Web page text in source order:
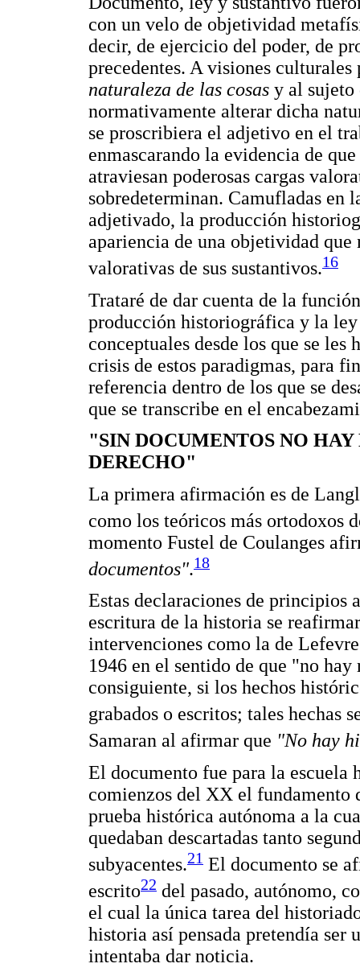
con un velo de objetividad
decir, de ejercicio del poder, de
precedentes. A visiones
naturaleza de las cosas y al
normativamente alterar dicha
se proscribiera el adjetivo en el
enmascarando la evidencia de
atraviesan poderosas cargas
sobredeterminan. Camufladas en
adjetivado, la producción
apariencia de una objetividad que
valorativas de sus sustantivos.16
Trataré de dar cuenta de la
producción historiográfica y la
conceptuales desde los que se
crisis de estos paradigmas, para
referencia dentro de los que se
que se transcribe en el
"SIN DOCUMENTOS NO
DERECHO"
La primera afirmación es de
como los teóricos más ortodoxos
momento Fustel de Coulanges
documentos".18
Estas declaraciones de principios
escritura de la historia se
intervenciones como la de
1946 en el sentido de que "no
consiguiente, si los hechos
grabados o escritos; tales hechas
Samaran al afirmar que "No hay
El documento fue para la
comienzos del XX el fundamento
prueba histórica autónoma a la
quedaban descartadas tanto
subyacentes.21 El documento se
escrito22 del pasado, autónomo,
el cual la única tarea del
historia así pensada pretendía ser
intentaba dar noticia.